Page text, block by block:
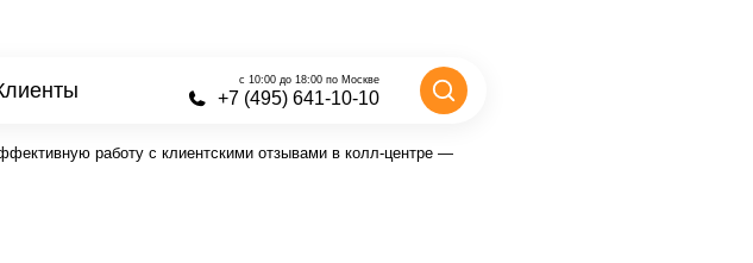
с 10:00 до 18:00 по Москве
+7 (495) 641-10-10
работу с клиентскими отзывами в колл-центре —